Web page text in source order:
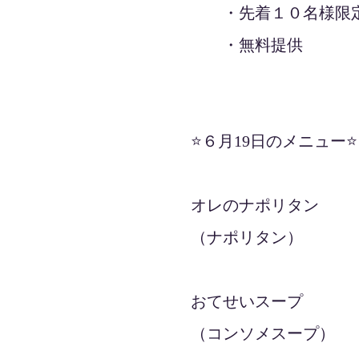
・先着１０名様限
・無料提供
⭐️６月19日のメニュー⭐️
オレのナポリタン
（ナポリタン）
おてせいスープ
（コンソメスープ）